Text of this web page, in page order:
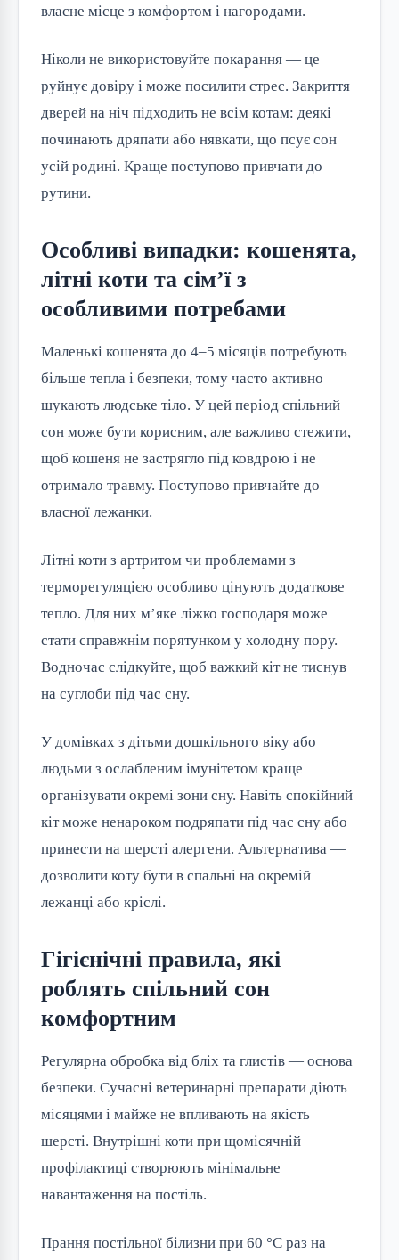
власне місце з комфортом і нагородами.
Ніколи не використовуйте покарання — це
руйнує довіру і може посилити стрес. Закриття
дверей на ніч підходить не всім котам: деякі
починають дряпати або нявкати, що псує сон
усій родині. Краще поступово привчати до
рутини.
Особливі випадки: кошенята,
літні коти та сім’ї з
особливими потребами
Маленькі кошенята до 4–5 місяців потребують
більше тепла і безпеки, тому часто активно
шукають людське тіло. У цей період спільний
сон може бути корисним, але важливо стежити,
щоб кошеня не застрягло під ковдрою і не
отримало травму. Поступово привчайте до
власної лежанки.
Літні коти з артритом чи проблемами з
терморегуляцією особливо цінують додаткове
тепло. Для них м’яке ліжко господаря може
стати справжнім порятунком у холодну пору.
Водночас слідкуйте, щоб важкий кіт не тиснув
на суглоби під час сну.
У домівках з дітьми дошкільного віку або
людьми з ослабленим імунітетом краще
організувати окремі зони сну. Навіть спокійний
кіт може ненароком подряпати під час сну або
принести на шерсті алергени. Альтернатива —
дозволити коту бути в спальні на окремій
лежанці або кріслі.
Гігієнічні правила, які
роблять спільний сон
комфортним
Регулярна обробка від бліх та глистів — основа
безпеки. Сучасні ветеринарні препарати діють
місяцями і майже не впливають на якість
шерсті. Внутрішні коти при щомісячній
профілактиці створюють мінімальне
навантаження на постіль.
Прання постільної білизни при 60 °C раз на